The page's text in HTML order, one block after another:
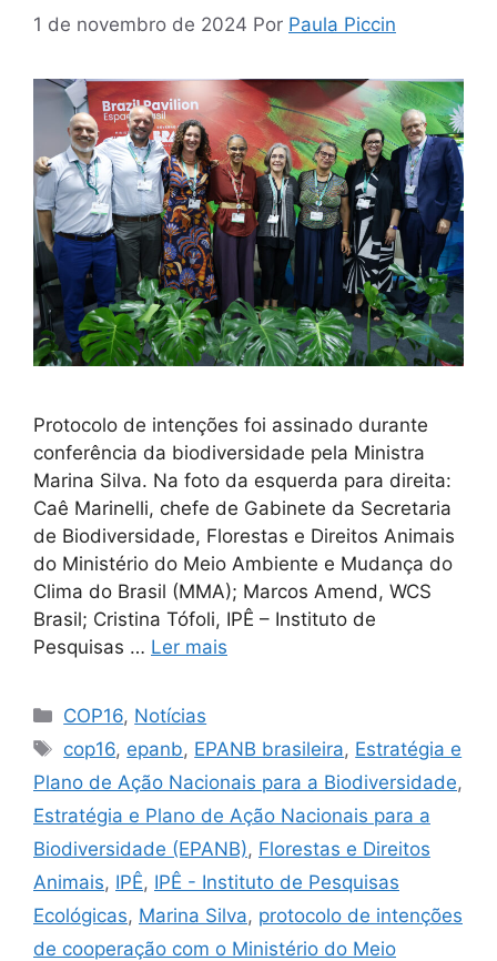
1 de novembro de 2024 Por Paula Piccin
Protocolo de intenções foi assinado durante
conferência da biodiversidade pela Ministra
Marina Silva. Na foto da esquerda para direita:
Caê Marinelli, chefe de Gabinete da Secretaria
de Biodiversidade, Florestas e Direitos Animais
do Ministério do Meio Ambiente e Mudança do
Clima do Brasil (MMA); Marcos Amend, WCS
Brasil; Cristina Tófoli, IPÊ – Instituto de
Pesquisas … Ler mais
COP16, Notícias
cop16, epanb, EPANB brasileira, Estratégia e
Plano de Ação Nacionais para a Biodiversidade,
Estratégia e Plano de Ação Nacionais para a
Biodiversidade (EPANB), Florestas e Direitos
Animais, IPÊ, IPÊ - Instituto de Pesquisas
Ecológicas, Marina Silva, protocolo de intenções
de cooperação com o Ministério do Meio